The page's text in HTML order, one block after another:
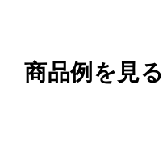
商品例を見る